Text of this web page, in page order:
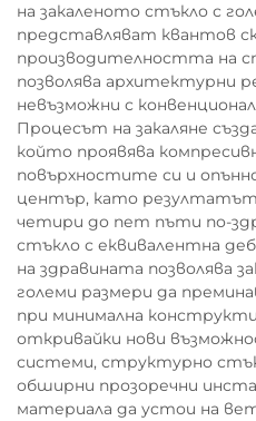
на закаленото стъкло с
представляват квантов
производителността на
позволява архитектурни
невъзможни с
Процесът на закаляне
който проявява
повърхностите си и
център, като
четири до пет пъти по-
стъкло с еквивалентна
на здравината позволява
големи размери да
при минимална
откривайки нови
системи, структурно
обширни прозоречни
материала да устои на